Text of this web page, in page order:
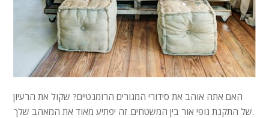
האם אתה אוהב את סידורי המגורים הרומנטיים? שקול את הרעיון
של התקנת גופי אור בין המשטחים. זה יפתיע מאוד את המאהב שלך.